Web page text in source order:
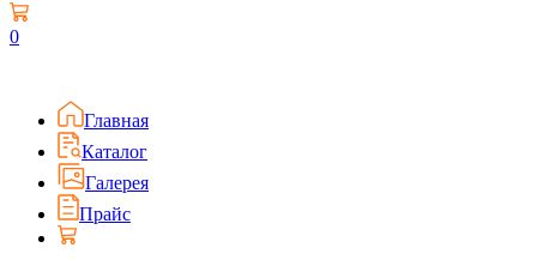
0
Главная
Каталог
Галерея
Прайс